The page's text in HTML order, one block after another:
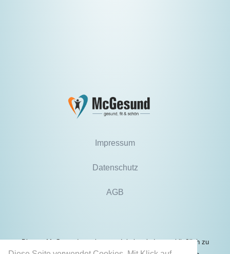
Impressum
Datenschutz
AGB
Die von McGesund angebotenen Inhalte sind ausschließlich zu